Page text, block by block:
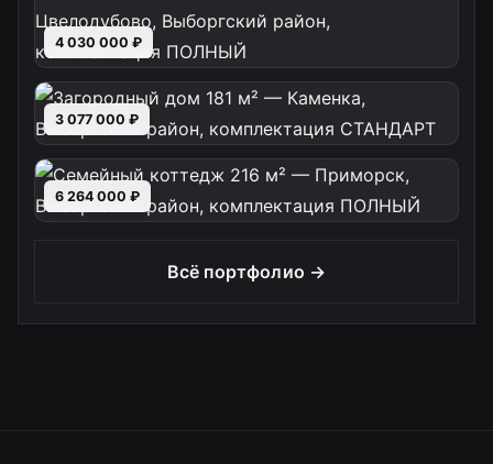
4 030 000 ₽
3 077 000 ₽
6 264 000 ₽
Всё портфолио →